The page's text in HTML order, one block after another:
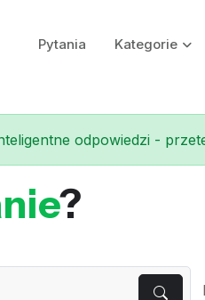
Pytania Kategorie
odpowiedzi -
?